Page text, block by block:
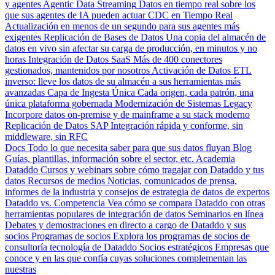
y agentes Agentic Data Streaming Datos en tiempo real sobre los
que sus agentes de IA pueden actuar CDC en Tiempo Real
Actualización en menos de un segundo para sus agentes más
exigentes Replicación de Bases de Datos Una copia del almacén de
datos en vivo sin afectar su carga de producción, en minutos y no
horas Integración de Datos SaaS Más de 400 conectores
gestionados, mantenidos por nosotros Activación de Datos ETL
inverso: lleve los datos de su almacén a sus herramientas más
avanzadas Capa de Ingesta Única Cada origen, cada patrón, una
única plataforma gobernada Modernización de Sistemas Legacy
Incorpore datos on-premise y de mainframe a su stack moderno
Replicación de Datos SAP Integración rápida y conforme, sin
middleware, sin RFC
Docs Todo lo que necesita saber para que sus datos fluyan Blog
Guías, plantillas, información sobre el sector, etc. Academia
Dataddo Cursos y webinars sobre cómo tragajar con Dataddo y tus
datos Recursos de medios Noticias, comunicados de prensa,
informes de la industria y consejos de estrategia de datos de expertos
Dataddo vs. Competencia Vea cómo se compara Dataddo con otras
herramientas populares de integración de datos Seminarios en línea
Debates y demostraciones en directo a cargo de Dataddo y sus
socios Programas de socios Explora los programas de socios de
consultoría tecnología de Dataddo Socios estratégicos Empresas que
conoce y en las que confía cuyas soluciones complementan las
nuestras